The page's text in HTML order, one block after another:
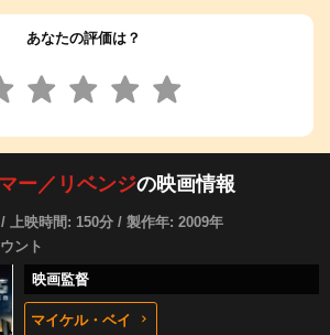
あなたの評価は？
ー／リベンジの映画情報
上映時間: 150分 / 製作年: 2009年
ント
映画監督
マイケル・ベイ